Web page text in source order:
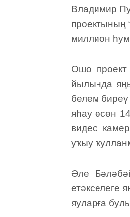
Владимир
проектының
миллион
Ошо проект
йылында
белем
яһау өсөн
видео
уҡыу
Әле
етәкселеге
яуларға